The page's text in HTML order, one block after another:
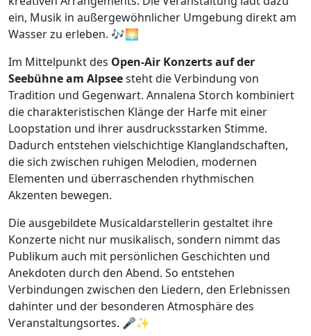
ein, Musik in außergewöhnlicher Umgebung direkt am
Wasser zu erleben. 🎶🌅
Im Mittelpunkt des Open-Air Konzerts auf der
Seebühne am Alpseesteht die Verbindung von
Tradition und Gegenwart. Annalena Storch kombiniert
die charakteristischen Klänge der Harfe mit einer
Loopstation und ihrer ausdrucksstarken Stimme.
Dadurch entstehen vielschichtige Klanglandschaften,
die sich zwischen ruhigen Melodien, modernen
Elementen und überraschenden rhythmischen
Akzenten bewegen.
Die ausgebildete Musicaldarstellerin gestaltet ihre
Konzerte nicht nur musikalisch, sondern nimmt das
Publikum auch mit persönlichen Geschichten und
Anekdoten durch den Abend. So entstehen
Verbindungen zwischen den Liedern, den Erlebnissen
dahinter und der besonderen Atmosphäre des
Veranstaltungsortes. 🎤✨